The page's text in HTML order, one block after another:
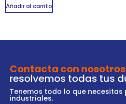
Añadir al carrito
Contacta con nosotros
resolvemos todas tus
Tenemos todo lo que
industriales.